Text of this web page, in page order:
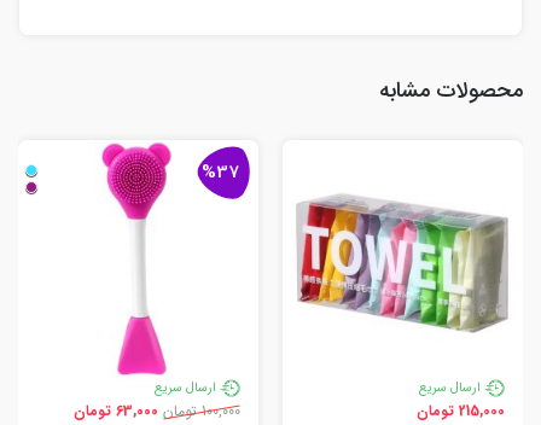
محصولات مشابه
ارسال سریع
215,000 تومان
%37
ارسال سریع
100,000 تومان
63,000 تومان